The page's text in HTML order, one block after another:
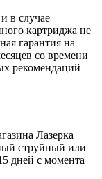
в случае
картриджа не
гарантия на
со времени
рекомендаций
Лазерка
струйный или
дней с момента